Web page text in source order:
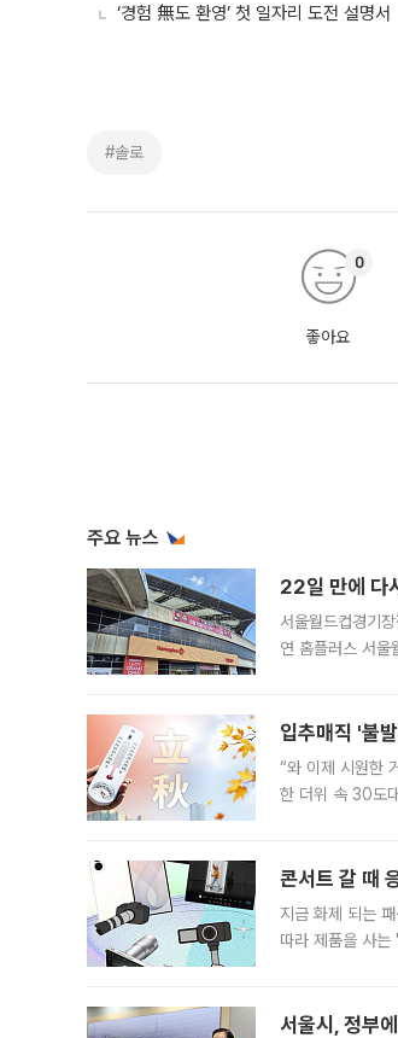
‘경험 無도 환영’ 첫 일자리 도전 설명서
#솔로
좋아요
0
주요 뉴스
22일 만에 다
서울월드컵경기
연 홈플러스 서울
입추매직 '불
“와 이제 시원한
한 더위 속 30도
콘서트 갈 때
지금 화제 되는
따라 제품을 사
서울시, 정부